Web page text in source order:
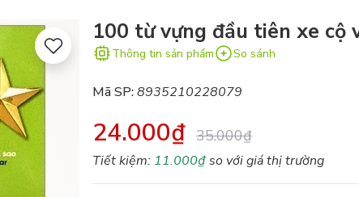
100 từ vựng đầu tiên xe cộ
Thông tin sản phẩm So sánh
Mã SP:8935210228079
24.000₫ 35.000₫
Tiết kiệm: 11.000₫so với giá thị trường